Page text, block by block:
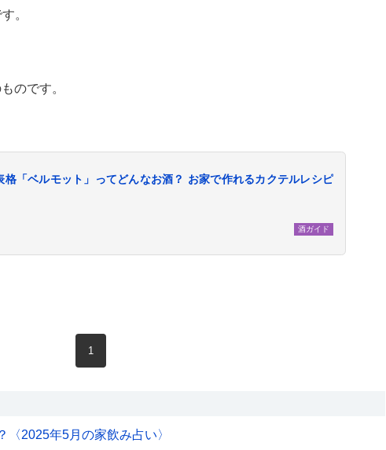
。
のです。
格「ベルモット」ってどんなお酒？ お家で作れるカクテルレシピ
酒ガイド
1
2025年5月の家飲み占い〉